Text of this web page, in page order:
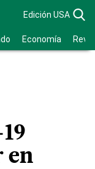
Edición USA
Economía
en